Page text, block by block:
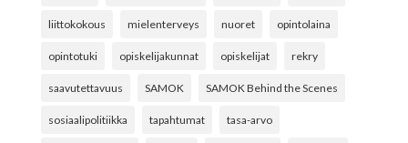
liittokokous mielenterveys nuoret opintolaina
opintotuki opiskelijakunnat opiskelijat rekry
saavutettavuus SAMOK SAMOK Behind the Scenes
sosiaalipolitiikka tapahtumat tasa-arvo